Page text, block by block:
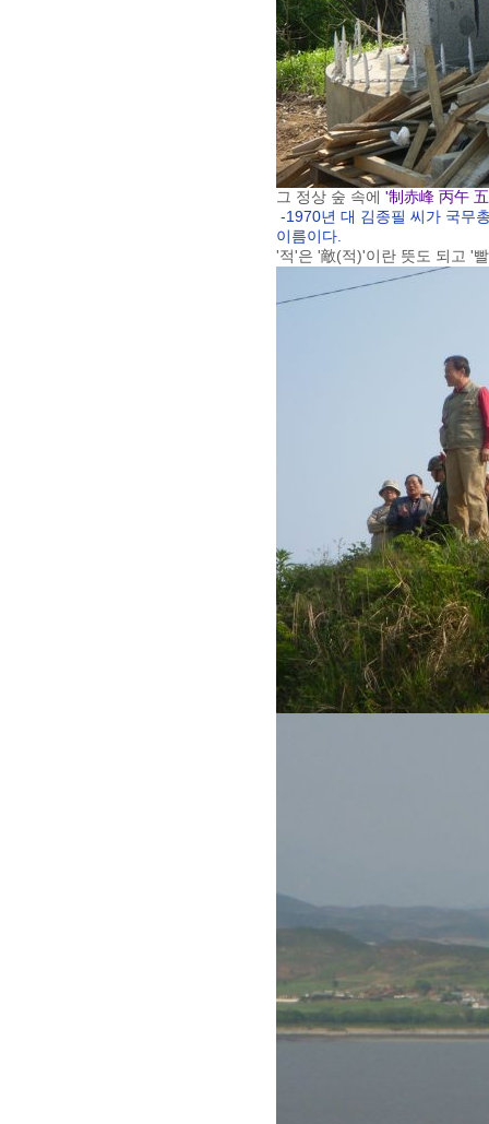
그 정상 숲 속에 '制赤峰 丙午
-1970년 대 김종필 씨가 국무
이름이다.
'적'은 '敵(적)'이란 뜻도 되고 '